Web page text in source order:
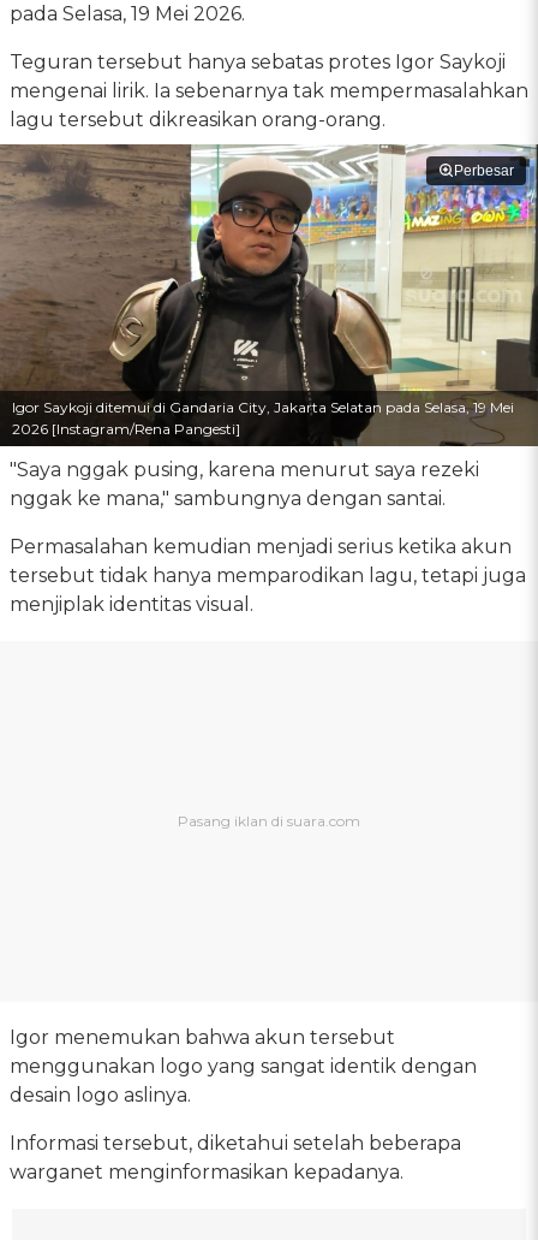
pada Selasa, 19 Mei 2026.
Teguran tersebut hanya sebatas protes Igor Saykoji
mengenai lirik. Ia sebenarnya tak mempermasalahkan
lagu tersebut dikreasikan orang-orang.
Perbesar
Igor Saykoji ditemui di Gandaria City, Jakarta Selatan pada Selasa, 19 Mei
2026 [Instagram/Rena Pangesti]
"Saya nggak pusing, karena menurut saya rezeki
nggak ke mana," sambungnya dengan santai.
Permasalahan kemudian menjadi serius ketika akun
tersebut tidak hanya memparodikan lagu, tetapi juga
menjiplak identitas visual.
Igor menemukan bahwa akun tersebut
menggunakan logo yang sangat identik dengan
desain logo aslinya.
Informasi tersebut, diketahui setelah beberapa
warganet menginformasikan kepadanya.